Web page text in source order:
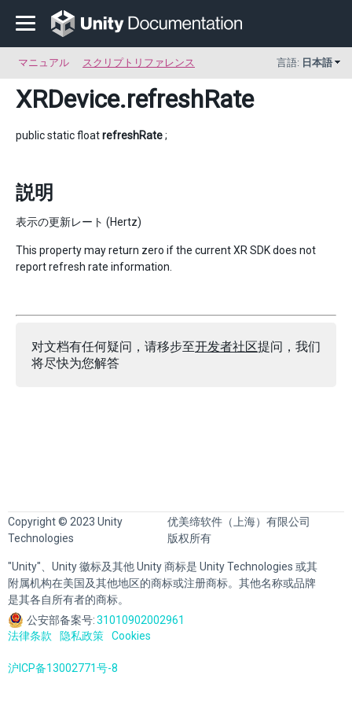
マニュアル スクリプトリファレンス 言語: 日本語
XRDevice.refreshRate
public static floatrefreshRate;
説明
表示の更新レート (Hertz)
This property may return zero if the current XR SDK does not
report refresh rate information.
对文档有任何疑问，请移步至开发者社区提问，我们
将尽快为您解答
Copyright © 2023 Unity
Technologies
优美缔软件（上海）有限公司
版权所有
"Unity"、Unity 徽标及其他 Unity 商标是 Unity Technologies 或其
附属机构在美国及其他地区的商标或注册商标。其他名称或品牌
是其各自所有者的商标。
公安部备案号:31010902002961
法律条款
隐私政策 Cookies
沪ICP备13002771号-8